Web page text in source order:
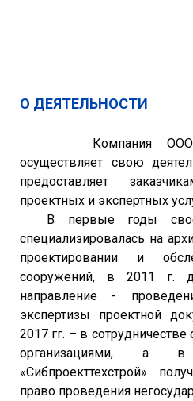
О ДЕЯТЕЛЬНОСТИ
Компания ООО
осуществляет свою
предоставляет
проектных и экспертных
В первые годы
специализировалась на
проектировании и
сооружений, в 2011 г.
направление -
экспертизы проектной
2017 гг. – в
организациями,
«Сибпроекттехстрой»
право проведения